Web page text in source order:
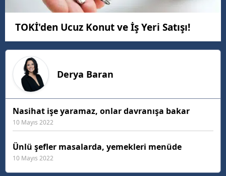
TOKİ'den Ucuz Konut ve İş Yeri Satışı!
Derya Baran
Nasihat işe yaramaz, onlar davranışa bakar
10 Mayıs 2022
Ünlü şefler masalarda, yemekleri menüde
10 Mayıs 2022